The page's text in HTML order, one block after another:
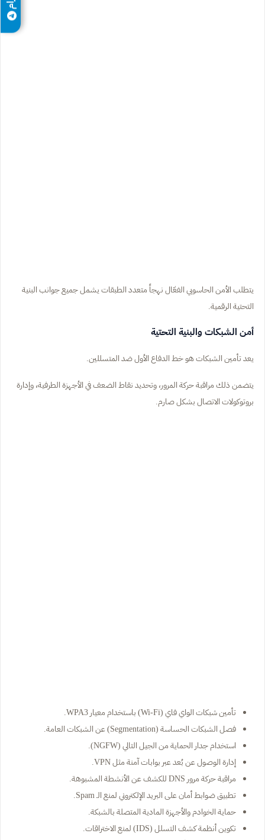
يتطلب الأمن الحاسوبي الفعّال نهجاً متعدد الطبقات يشمل جميع جوانب البنية
التحتية الرقمية.
أمن الشبكات والبنية التحتية
يعد تأمين الشبكات هو خط الدفاع الأول ضد المتسللين.
يتضمن ذلك مراقبة حركة المرور، وتحديد نقاط الضعف في الأجهزة الطرفية، وإدارة
بروتوكولات الاتصال بشكل صارم.
تأمين شبكات الواي فاي (Wi-Fi) باستخدام معيار WPA3.
فصل الشبكات الحساسة (Segmentation) عن الشبكات العامة.
استخدام جدار الحماية من الجيل التالي (NGFW).
إدارة الوصول عن بُعد عبر بوابات آمنة مثل VPN.
مراقبة حركة مرور DNS للكشف عن الأنشطة المشبوهة.
تطبيق ضوابط أمان على البريد الإلكتروني لمنع الـ Spam.
حماية الخوادم والأجهزة المادية المتصلة بالشبكة.
تكوين أنظمة كشف التسلل (IDS) لمنع الاختراقات.